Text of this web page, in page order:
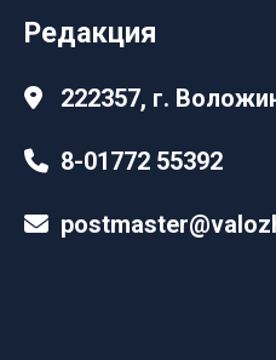
Редакция
222357, г.
8-01772 55392